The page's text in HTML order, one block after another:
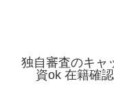
独自審査のキャ
資ok 在籍確